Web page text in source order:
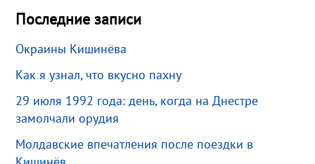
Последние записи
Окраины Кишинёва
Как я узнал, что вкусно пахну
29 июля 1992 года: день, когда на Днестре
замолчали орудия
Молдавские впечатления после поездки в